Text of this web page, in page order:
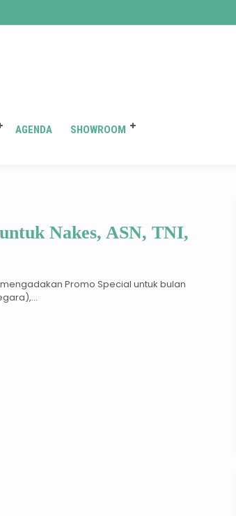
AGENDA SHOWROOM
toyota agya di solo
Nakes, ASN, TNI,
mengadakan Promo Special untuk bulan